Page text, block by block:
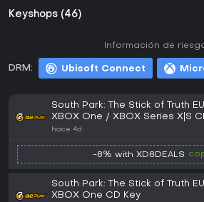
Keyshops (46)
DRM: Ubisoft Connect
Información de
South Park: The Stick of Truth EU
XBOX One / XBOX Series X|S
Key
hace 4d
-8% with XD8DEALS
South Park: The Stick of Truth EU
XBOX One CD Key